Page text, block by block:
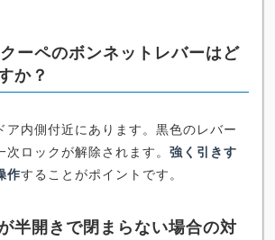
ーペのボンネットレバーはど
か？
ア内側付近にあります。黒色のレバー
ロックが解除されます。 強く引きす
作することがポイントです。
半開きで閉まらない場合の対